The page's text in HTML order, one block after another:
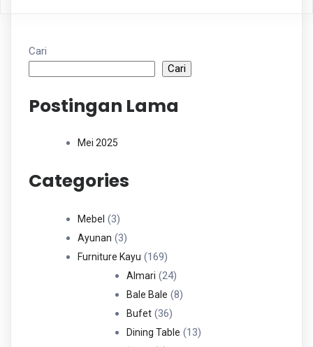
Cari
Cari
Postingan Lama
Mei 2025
Categories
Mebel 33
Produk
Ayunan 33
Produk
Furniture Kayu 169169
Produk
Almari 2424
Produk
Bale Bale 88
Bufet 3636
Produk
Dining Table 1313